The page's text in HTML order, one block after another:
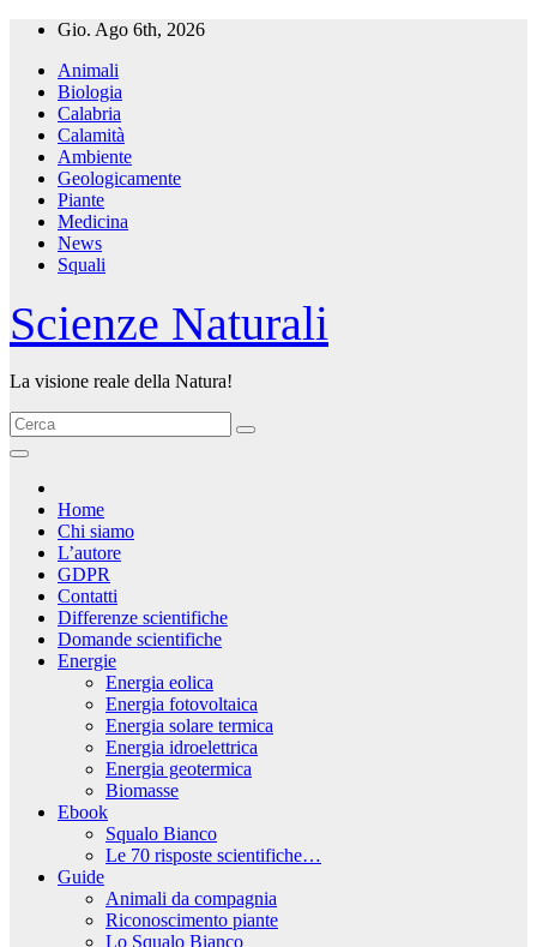
Salta
contenuto
Gio. Ago 6th, 2026
Animali
Biologia
Calabria
Calamità
Ambiente
Geologicamente
Piante
Medicina
News
Squali
Scienze Naturali
La visione reale della Natura!
Home
Chi siamo
L’autore
GDPR
Contatti
Differenze scientifiche
Domande scientifiche
Energie
Energia eolica
Energia fotovoltaica
Energia solare termica
Energia idroelettrica
Energia geotermica
Biomasse
Ebook
Squalo Bianco
Le 70 risposte scientifiche…
Guide
Animali da compagnia
Riconoscimento piante
Lo Squalo Bianco